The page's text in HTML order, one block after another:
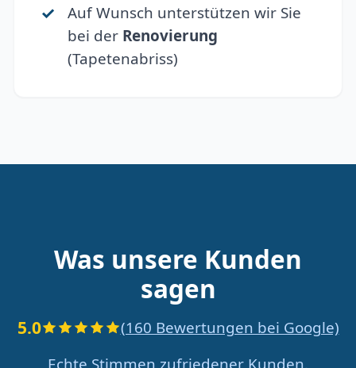
Auf Wunsch unterstützen wir Sie
bei der Renovierung
(Tapetenabriss)
Was unsere Kunden
sagen
5.0
(160 Bewertungen bei Google)
Echte Stimmen zufriedener Kunden.